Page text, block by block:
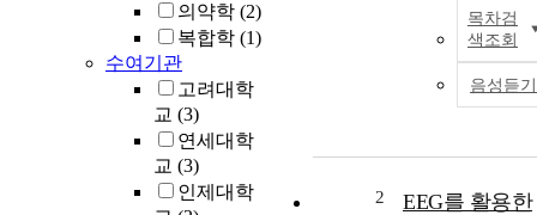
의약학 (2)
복합학 (1)
수여기관
고려대학
교 (3)
연세대학
교 (3)
인제대학
목차검
색조회
음성듣기
2
EEG를 활용한